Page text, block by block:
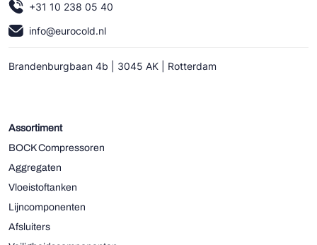
+31 10 238 05 40
info@eurocold.nl
Brandenburgbaan 4b | 3045 AK | Rotterdam
Assortiment
BOCK Compressoren
Aggregaten
Vloeistoftanken
Lijncomponenten
Afsluiters